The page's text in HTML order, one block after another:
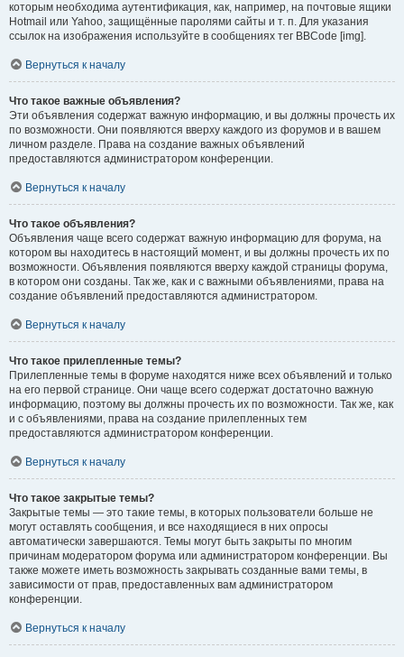
которым необходима аутентификация, как, например, на почтовые ящики
Hotmail или Yahoo, защищённые паролями сайты и т. п. Для указания
ссылок на изображения используйте в сообщениях тег BBCode [img].
Вернуться к началу
Что такое важные объявления?
Эти объявления содержат важную информацию, и вы должны прочесть их
по возможности. Они появляются вверху каждого из форумов и в вашем
личном разделе. Права на создание важных объявлений
предоставляются администратором конференции.
Вернуться к началу
Что такое объявления?
Объявления чаще всего содержат важную информацию для форума, на
котором вы находитесь в настоящий момент, и вы должны прочесть их по
возможности. Объявления появляются вверху каждой страницы форума,
в котором они созданы. Так же, как и с важными объявлениями, права на
создание объявлений предоставляются администратором.
Вернуться к началу
Что такое прилепленные темы?
Прилепленные темы в форуме находятся ниже всех объявлений и только
на его первой странице. Они чаще всего содержат достаточно важную
информацию, поэтому вы должны прочесть их по возможности. Так же, как
и с объявлениями, права на создание прилепленных тем
предоставляются администратором конференции.
Вернуться к началу
Что такое закрытые темы?
Закрытые темы — это такие темы, в которых пользователи больше не
могут оставлять сообщения, и все находящиеся в них опросы
автоматически завершаются. Темы могут быть закрыты по многим
причинам модератором форума или администратором конференции. Вы
также можете иметь возможность закрывать созданные вами темы, в
зависимости от прав, предоставленных вам администратором
конференции.
Вернуться к началу